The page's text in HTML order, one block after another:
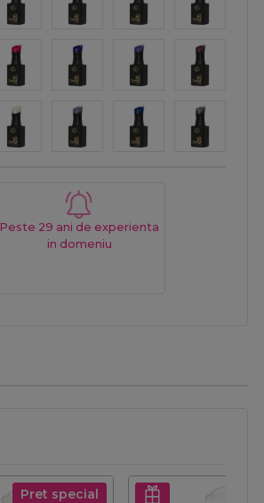
Peste 29 ani de experienta
in domeniu
Pret special